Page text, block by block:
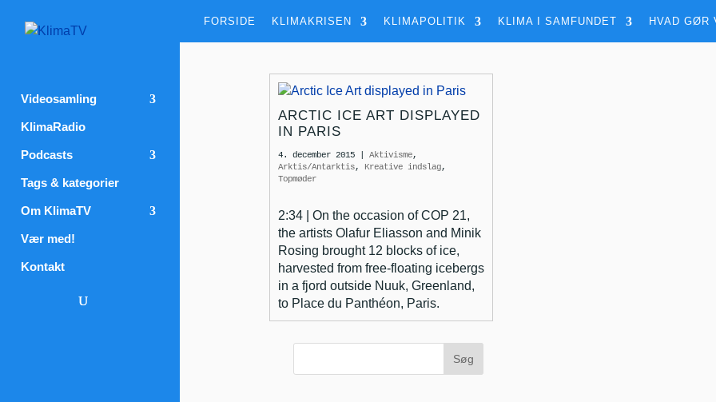
FORSIDE KLIMAKRISEN KLIMAPOLITIK KLIMA I SAMFUNDET HVAD GØR
Videosamling
KlimaRadio
Podcasts
Tags & kategorier
Om KlimaTV
Vær med!
Kontakt
ARCTIC ICE ART DISPLAYED
IN PARIS
4. december 2015| Aktivisme,
Arktis/Antarktis, Kreative indslag,
Topmøder
2:34 | On the occasion of COP 21,
the artists Olafur Eliasson and Minik
Rosing brought 12 blocks of ice,
harvested from free-floating icebergs
in a fjord outside Nuuk, Greenland,
to Place du Panthéon, Paris.